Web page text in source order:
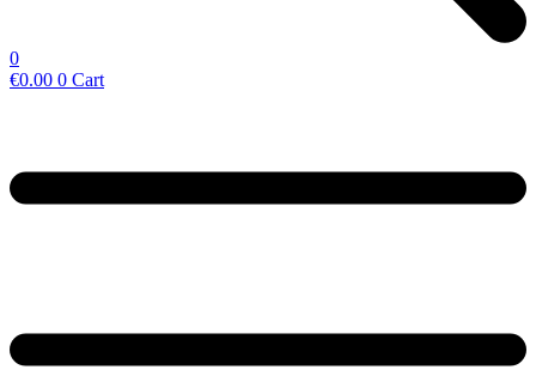
0
€0.00 0 Cart